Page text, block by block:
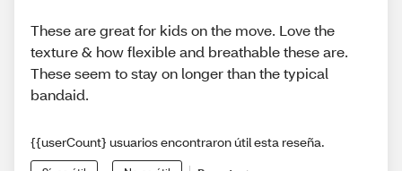
These are great for kids on the move. Love the
texture & how flexible and breathable these are.
These seem to stay on longer than the typical
bandaid.
{{userCount} usuarios encontraron útil esta reseña.